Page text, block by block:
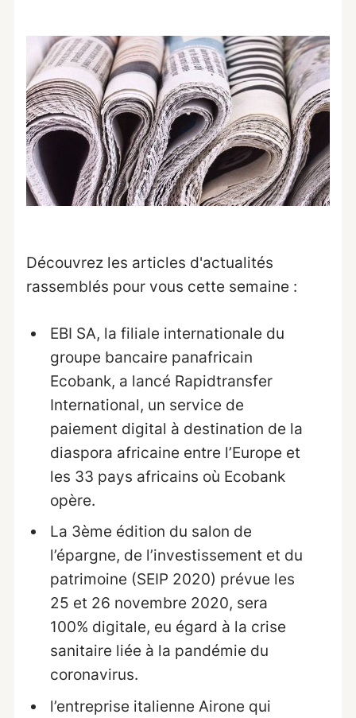
Découvrez les articles d'actualités
rassemblés pour vous cette semaine :
EBI SA, la filiale internationale du
groupe bancaire panafricain
Ecobank, a lancé Rapidtransfer
International, un service de
paiement digital à destination de la
diaspora africaine entre l’Europe et
les 33 pays africains où Ecobank
opère.
La 3ème édition du salon de
l’épargne, de l’investissement et du
patrimoine (SEIP 2020) prévue les
25 et 26 novembre 2020, sera
100% digitale, eu égard à la crise
sanitaire liée à la pandémie du
coronavirus.
l’entreprise italienne Airone qui